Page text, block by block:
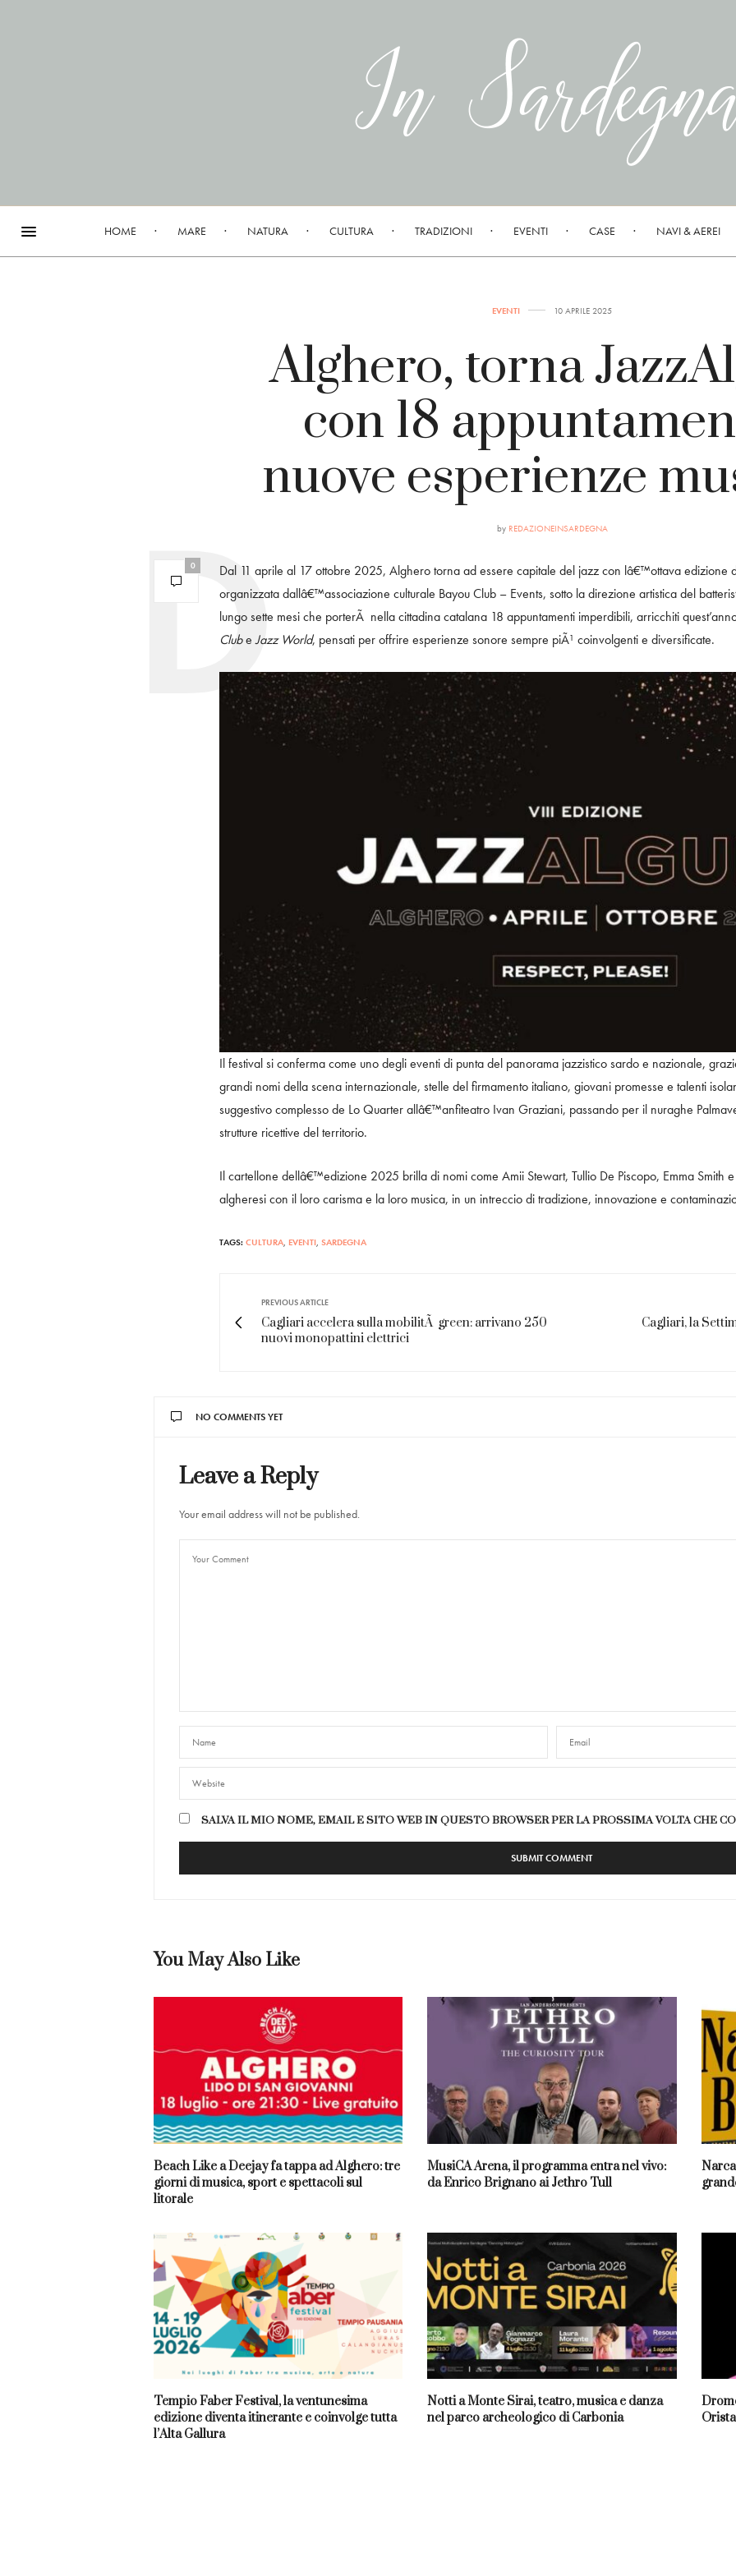
HOME MARE NATURA CULTURA TRADIZIONI EVENTI CASE NAVI & AEREI
EVENTI 10 APRILE 2025
Alghero, torna
con 18
nuove esperienze
by REDAZIONEINSARDEGNA
0 Dal 11 aprile al 17 ottobre 2025, Alghero torna ad essere capitale del jazz con lâ€™ottava edizione
organizzata dallâ€™associazione culturale Bayou Club – Events, sotto la direzione artistica del
lungo sette mesi che porterÃ nella cittadina catalana 18 appuntamenti imperdibili, arricchiti
ClubeJazz World, pensati per offrire esperienze sonore sempre piÃ¹ coinvolgenti e diversificate.
Il festival si conferma come uno degli eventi di punta del panorama jazzistico sardo e nazionale,
grandi nomi della scena internazionale, stelle del firmamento italiano, giovani promesse e talenti
suggestivo complesso de Lo Quarter allâ€™anfiteatro Ivan Graziani, passando per il nuraghe
strutture ricettive del territorio.
Il cartellone dellâ€™edizione 2025 brilla di nomi come Amii Stewart, Tullio De Piscopo, Emma Smith
algheresi con il loro carisma e la loro musica, in un intreccio di tradizione, innovazione e
TAGS: CULTURA EVENTI SARDEGNA
PREVIOUS ARTICLE
Cagliari accelera sulla mobilitÃ green: arrivano 250
nuovi monopattini elettrici
Cagliari, la
NO COMMENTS YET
Leave a Reply
Your email address will not be published.
SALVA IL MIO NOME, EMAIL E SITO WEB IN QUESTO BROWSER PER LA PROSSIMA VOLTA CHE
You May Also Like
Beach Like a Deejay fa tappa ad Alghero: tre
giorni di musica, sport e spettacoli sul
litorale
MusiCA Arena, il programma entra nel vivo:
da Enrico Brignano ai Jethro Tull
Tempio Faber Festival, la ventunesima
edizione diventa itinerante e coinvolge tutta
l’Alta Gallura
Notti a Monte Sirai, teatro, musica e danza
nel parco archeologico di Carbonia